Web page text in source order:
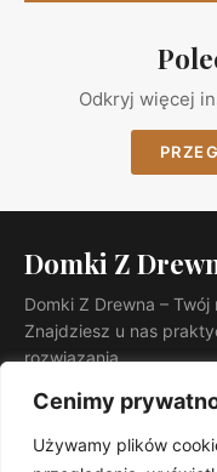
Cenimy
Używamy plików
Odkryj więcej
Domki Z
Domki Z Drewna –
Znajdziesz u nas
rozwiązania.
INFORMACJE